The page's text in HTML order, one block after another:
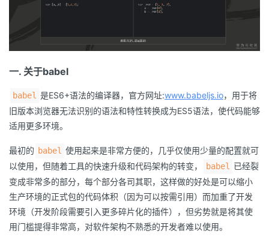
博
的
坛
我
圈
子
的
直
播
我
的
活
我
的
我
一. 关于babel
babel 是ES6+语法的编译器，官方网址:www.babeljs.io，用于将
旧版本浏览器无法识别的语法和特性转换成为ES5语法，使代码能够
适用更多环境。
最初的 babel 使用起来是非常方便的，几乎仅使用少量的配置就可
以使用，但随着工具的快速升级和代码架构的转变，
babel
已经裂
变成非常多的部分，每个部分各司其职，这样做的好处是可以缩小
生产环境的正式包的代码体积（因为可以按需引用）而加重了开发
环境（开发阶段需要引入更多碎片化的插件），但劣势就是将其使
用门槛提得非常高，对软件架构不熟悉的开发者难以使用。